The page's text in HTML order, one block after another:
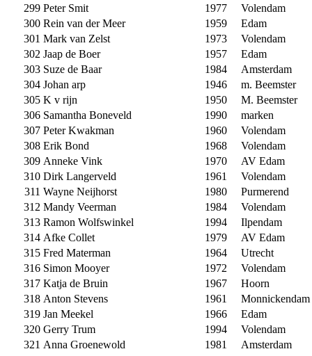
299 Peter Smit 1977
Volendam
300 Rein van der Meer 1959
Edam
301 Mark van Zelst 1973
Volendam
302 Jaap de Boer 1957
Edam
303 Suze de Baar 1984
Amsterdam
304 Johan arp 1946
m. Beemster
305 K v rijn 1950
M. Beemster
306 Samantha Boneveld 1990
marken
307 Peter Kwakman 1960
Volendam
308 Erik Bond 1968
Volendam
309 Anneke Vink 1970
AV Edam
310 Dirk Langerveld 1961
Volendam
311 Wayne Neijhorst 1980
Purmerend
312 Mandy Veerman 1984
Volendam
313 Ramon Wolfswinkel 1994
Ilpendam
314 Afke Collet 1979
AV Edam
315 Fred Materman 1964
Utrecht
316 Simon Mooyer 1972
Volendam
317 Katja de Bruin 1967
Hoorn
318 Anton Stevens 1961
Monnickendam
319 Jan Meekel 1966
Edam
320 Gerry Trum 1994
Volendam
321 Anna Groenewold 1981
Amsterdam